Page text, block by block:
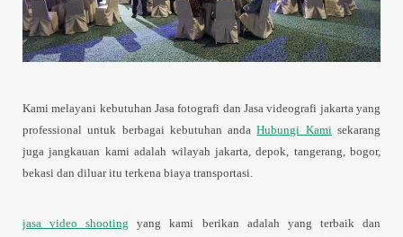
Kami melayani kebutuhan Jasa fotografi dan Jasa videografi jakarta yang
professional untuk berbagai kebutuhan andaHubungi Kamisekarang
juga jangkauan kami adalah wilayah jakarta, depok, tangerang, bogor,
bekasi dan diluar itu terkena biaya transportasi.
jasa video shooting yang kami berikan adalah yang terbaik dan